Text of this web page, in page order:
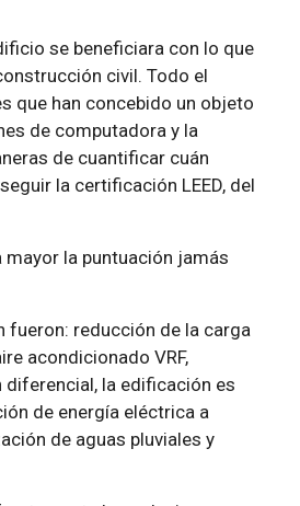
se beneficiara con lo que
civil. Todo el
que han concebido un objeto
de computadora y la
de cuantificar cuán
la certificación LEED, del
la puntuación jamás
fueron: reducción de la carga
acondicionado VRF,
diferencial, la edificación es
de energía eléctrica a
de aguas pluviales y